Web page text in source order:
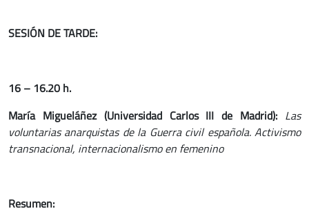
SESIÓN DE TARDE:
16 – 16.20 h.
María Migueláñez (Universidad Carlos III de Madrid): Las
voluntarias anarquistas de la Guerra civil española. Activismo
transnacional, internacionalismo en femenino
Resumen: